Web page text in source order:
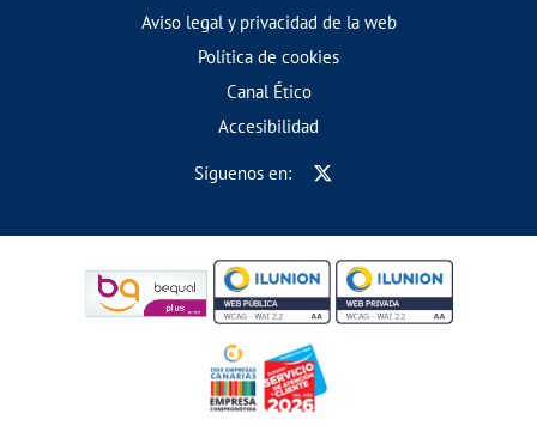
Aviso legal y privacidad de la web
Política de cookies
Canal Ético
Accesibilidad
Síguenos en: